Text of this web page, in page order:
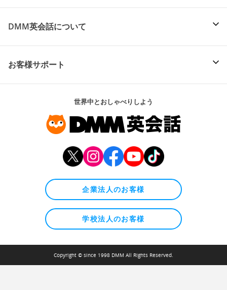
DMM英会話について
お客様サポート
世界中とおしゃべりしよう
企業法人のお客様
学校法人のお客様
Copyright © since 1998 DMM All Rights Reserved.